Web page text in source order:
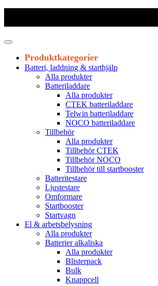
Produktkategorier
Batteri, laddning & starthjälp
Alla produkter
Batteriladdare
Alla produkter
CTEK batteriladdare
Telwin batteriladdare
NOCO batteriladdare
Tillbehör
Alla produkter
Tillbehör CTEK
Tillbehör NOCO
Tillbehör till startbooster
Batteritestare
Ljustestare
Omformare
Startbooster
Startvagn
El & arbetsbelysning
Alla produkter
Batterier alkaliska
Alla produkter
Blisterpack
Bulk
Knappcell